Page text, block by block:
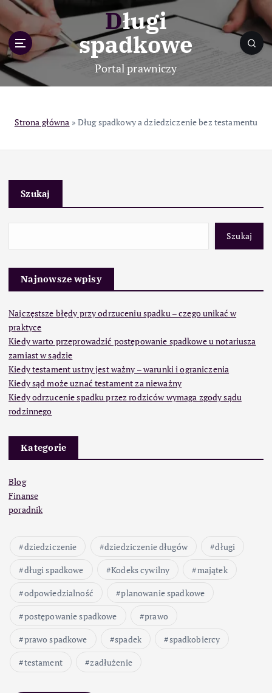
p
o
c
Długi
spadkowe
Portal prawniczy
Strona główna »Dług spadkowy a dziedziczenie bez testamentu
Szukaj
Szukaj
Najnowsze wpisy
Najczęstsze błędy przy odrzuceniu spadku – czego unikać w
praktyce
Kiedy warto przeprowadzić postępowanie spadkowe u notariusza
zamiast w sądzie
Kiedy testament ustny jest ważny – warunki i ograniczenia
Kiedy sąd może uznać testament za nieważny
Kiedy odrzucenie spadku przez rodziców wymaga zgody sądu
rodzinnego
Kategorie
Blog
Finanse
poradnik
dziedziczenie dziedziczenie długów
długi
długi spadkowe
Kodeks cywilny
majątek
odpowiedzialność
planowanie spadkowe
postępowanie spadkowe
prawo
prawo spadkowe
spadek
spadkobiercy
testament
zadłużenie